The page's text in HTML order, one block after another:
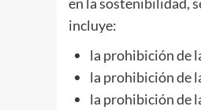
incluye:
la prohibición de
la prohibición de
la prohibición de